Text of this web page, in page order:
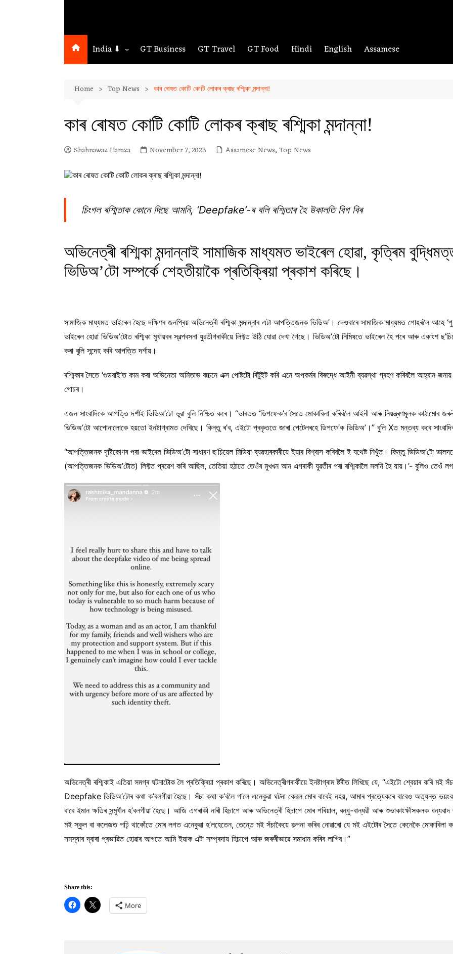
India ⬇
Assam
Guwahati
GT Business GT Travel GT Food Hindi English Assamese
Home Top News কাৰ ৰোষত কোটি কোটি লোকৰ ক্ৰাছ ৰশ্মিকা মন্দান্না!
কাৰ ৰোষত কোটি কোটি লোকৰ ক্ৰাছ ৰশ্মিকা মন্দান্না!
Shahnawaz Hamza November 7, 2023 Assamese News, Top News
চিংগল ৰশ্মিতাক কোনে দিছে আমনি, ‘Deepfake’-ৰ বলি ৰশ্মিতাৰ হৈ উকালতি বিগ বিৰ
অভিনেত্ৰী ৰশ্মিকা মন্দান্নাই সামাজিক মাধ্যমত ভাইৰেল হোৱা, কৃত্ৰিম
ভিডিঅ’টো সম্পৰ্কে শেহতীয়াকৈ প্ৰতিক্ৰিয়া প্ৰকাশ কৰিছে।
সামাজিক মাধ্যমত ভাইৰেল হৈছে দক্ষিণৰ জনপ্ৰিয় অভিনেত্ৰী ৰশ্মিকা মন্দান্নাৰ এটা আপত্তিজনক ভিডিঅ’। দেওবাৰে সামাজিক মাধ্যমত পোহৰলৈ আহে
ভাইৰেল হোৱা ভিডিঅ’টোত ৰশ্মিকা মুখায়বৰ স্বল্পবসনা যুৱতীগৰাকীয়ে লিফ্টত উঠি যোৱা দেখা গৈছে। ভিডিঅ’টো নিমিষতে ভাইৰেল হৈ পৰে আৰু একাংশ
কৰা বুলি সন্দেহ কৰি আপত্তি দৰ্শায়।
ৰশ্মিকাৰ সৈতে ‘গুডবাই’ত কাম কৰা অভিনেতা অমিতাভ বচ্চনে এক্স পোষ্টটো ৰিটুইট কৰি এনে অপকৰ্মৰ বিৰুদ্ধে আইনী ব্যৱস্থা গ্ৰহণ কৰিবলৈ আহ্বান
গোচৰ।
এজন সাংবাদিকে আপত্তি দৰ্শাই ভিডিঅ’টো ভুৱা বুলি নিশ্চিত কৰে। “ভাৰতত ‘ডিপফেক’ৰ সৈতে মোকাবিলা কৰিবলৈ আইনী আৰু নিয়ন্ত্ৰণমূলক কাঠামোৰ
ভিডিঅ’টো আপোনালোকে হয়তো ইনষ্টাগ্ৰামত দেখিছে। কিন্তু ৰ’ব, এইটো প্ৰকৃততে জাৰা পেটেলৰহে ডিপফে’ক ভিডিঅ’।” বুলি Xত মন্তব্য কৰে
“আপত্তিজনক দৃষ্টিকোণৰ পৰা ভাইৰেল ভিডিঅ’টো সাধাৰণ ছ’চিয়েল মিডিয়া ব্যৱহাৰকাৰীয়ে ইয়াৰ বিশ্বাস কৰিবলৈ ই যথেষ্ট নিখুঁত। কিন্তু ভিডিঅ’টো
(আপত্তিজনক ভিডিঅ’টোত) লিফ্টত প্ৰৱেশ কৰি আছিল, তেতিয়া হঠাতে তেওঁৰ মুখখন আন এগৰাকী যুৱতীৰ পৰা ৰশ্মিকালৈ সলনি হৈ যায়।’- বুলিও তেওঁ
অভিনেত্ৰী ৰশ্মিকাই এতিয়া সমগ্ৰ ঘটনাটোক লৈ প্ৰতিক্ৰিয়া প্ৰকাশ কৰিছে। অভিনেত্ৰীগৰাকীয়ে ইনষ্টাগ্ৰাম ষ্টৰীত লিখিছে যে, “এইটো শ্বেয়াৰ কৰি
Deepfake ভিডিঅ’টোৰ কথা ক’বলগীয়া হৈছে। সঁচা কথা ক’বলৈ গ’লে এনেকুৱা ঘটনা কেৱল মোৰ বাবেই নহয়, আমাৰ প্ৰত্যেকৰে বাবেও অত্যন্ত
বাবে ইমান ক্ষতিৰ সন্মুখীন হ’বলগীয়া হৈছে। আজি এগৰাকী নাৰী হিচাপে আৰু অভিনেত্ৰী হিচাপে মোৰ পৰিয়াল, বন্ধু-বান্ধৱী আৰু শুভাকাংক্ষীসকলক
মই স্কুল বা কলেজত পঢ়ি থাকোঁতে মোৰ লগত এনেকুৱা হ’লহেতেন, তেন্তে মই সঁচাকৈয়ে কল্পনা কৰিব নোৱাৰো যে মই এইটোৰ সৈতে কেনেকৈ মোকাবিলা
সমস্যাৰ দ্বাৰা প্ৰভাৱিত হোৱাৰ আগতে আমি ইয়াক এটা সম্প্ৰদায় হিচাপে আৰু জৰুৰীভাৱে সমাধান কৰিব লাগিব।”
Share this:
More